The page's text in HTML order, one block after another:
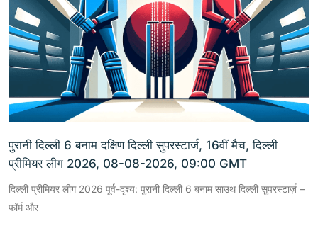
पुरानी दिल्ली 6 बनाम दक्षिण दिल्ली सुपरस्टार्ज, 16वीं मैच, दिल्ली
प्रीमियर लीग 2026, 08-08-2026, 09:00 GMT
दिल्ली प्रीमियर लीग 2026 पूर्व-दृश्य: पुरानी दिल्ली 6 बनाम साउथ दिल्ली सुपरस्टार्ज़ –
फॉर्म और